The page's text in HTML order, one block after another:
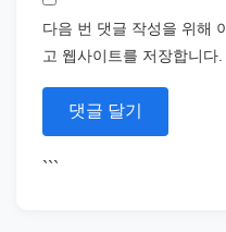
다음 번 댓글 작성을 위해
고 웹사이트를 저장합니다.
```